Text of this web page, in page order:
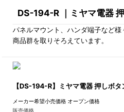
DS-194-R ｜ミヤマ電器
パネルマウント、ハンダ端子など様
商品群を取りそろえています。
【DS-194-R】ミヤマ電器 押しボ
メーカー希望小売価格 オープン価格
販売価格